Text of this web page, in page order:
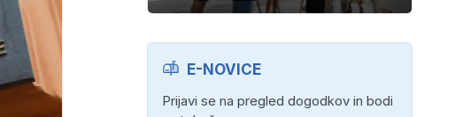
E-NOVICE
Prijavi se na pregled dogodkov in bodi